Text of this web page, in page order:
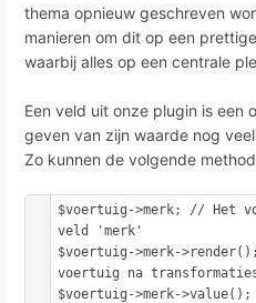
thema opnieuw geschreven
manieren om dit op een
waarbij alles op een centrale
Een veld uit onze plugin is een
geven van zijn waarde nog
Zo kunnen de volgende
$voertuig->merk; // Het
veld 'merk'
$voertuig->merk-
voertuig na
$voertuig->merk-